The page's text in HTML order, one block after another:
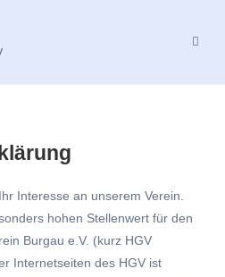
Interesse an unserem Verein.
hohen Stellenwert für den
Burgau e.V. (kurz HGV
Internetseiten des HGV ist